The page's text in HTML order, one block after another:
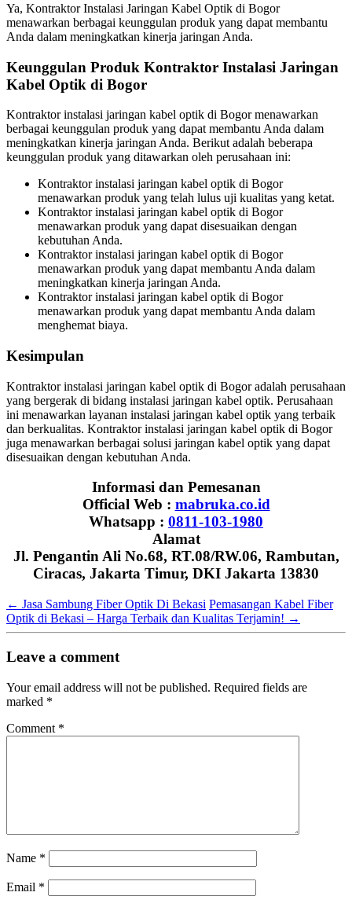
Ya, Kontraktor Instalasi Jaringan Kabel Optik di Bogor
menawarkan berbagai keunggulan produk yang dapat membantu
Anda dalam meningkatkan kinerja jaringan Anda.
Keunggulan Produk Kontraktor Instalasi Jaringan
Kabel Optik di Bogor
Kontraktor instalasi jaringan kabel optik di Bogor menawarkan
berbagai keunggulan produk yang dapat membantu Anda dalam
meningkatkan kinerja jaringan Anda. Berikut adalah beberapa
keunggulan produk yang ditawarkan oleh perusahaan ini:
Kontraktor instalasi jaringan kabel optik di Bogor
menawarkan produk yang telah lulus uji kualitas yang ketat.
Kontraktor instalasi jaringan kabel optik di Bogor
menawarkan produk yang dapat disesuaikan dengan
kebutuhan Anda.
Kontraktor instalasi jaringan kabel optik di Bogor
menawarkan produk yang dapat membantu Anda dalam
meningkatkan kinerja jaringan Anda.
Kontraktor instalasi jaringan kabel optik di Bogor
menawarkan produk yang dapat membantu Anda dalam
menghemat biaya.
Kesimpulan
Kontraktor instalasi jaringan kabel optik di Bogor adalah perusahaan
yang bergerak di bidang instalasi jaringan kabel optik. Perusahaan
ini menawarkan layanan instalasi jaringan kabel optik yang terbaik
dan berkualitas. Kontraktor instalasi jaringan kabel optik di Bogor
juga menawarkan berbagai solusi jaringan kabel optik yang dapat
disesuaikan dengan kebutuhan Anda.
Informasi dan Pemesanan
Official Web : mabruka.co.id
Whatsapp : 0811-103-1980
Alamat
Jl. Pengantin Ali No.68, RT.08/RW.06, Rambutan,
Ciracas, Jakarta Timur, DKI Jakarta 13830
← Jasa Sambung Fiber Optik Di Bekasi Pemasangan Kabel Fiber
Optik di Bekasi – Harga Terbaik dan Kualitas Terjamin! →
Leave a comment
Your email address will not be published. Required fields are
marked *
Comment *
Name *
Email *